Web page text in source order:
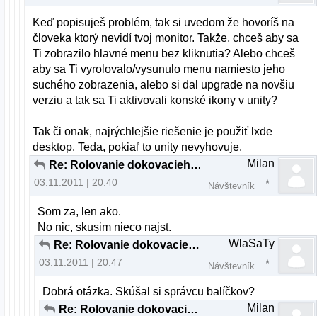
Keď popisuješ problém, tak si uvedom že hovoríš na
človeka ktorý nevidí tvoj monitor. Takže, chceš aby sa
Ti zobrazilo hlavné menu bez kliknutia? Alebo chceš
aby sa Ti vyrolovalo/vysunulo menu namiesto jeho
suchého zobrazenia, alebo si dal upgrade na novšiu
verziu a tak sa Ti aktivovali konské ikony v unity?
Tak či onak, najrýchlejšie riešenie je použiť lxde
desktop. Teda, pokiaľ to unity nevyhovuje.
Re: Rolovanie dokovacieho panelu a "plocha"
03.11.2011 | 20:40
Milan
Návštevník
Som za, len ako.
No nic, skusim nieco najst.
Re: Rolovanie dokovacieho panelu a "plocha"
03.11.2011 | 20:47
WlaSaTy
Návštevník
Dobrá otázka. Skúšal si správcu balíčkov?
Re: Rolovanie dokovacieho panelu a "plocha"
Milan